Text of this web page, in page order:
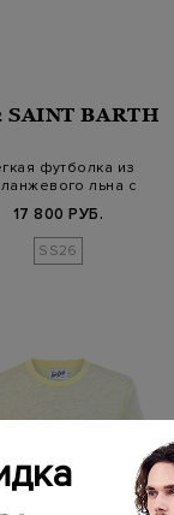
SAINT BARTH
футболка из
льна с
17 800 РУБ.
SS26